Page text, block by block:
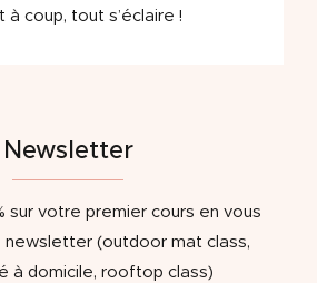
à coup, tout s’éclaire !
Newsletter
sur votre premier cours en vous
newsletter (outdoor mat class,
à domicile, rooftop class)